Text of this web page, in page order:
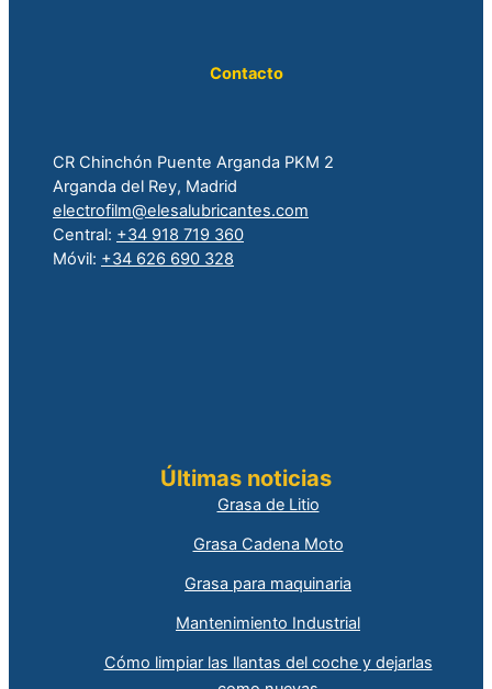
Contacto
CR Chinchón Puente Arganda PKM 2
Arganda del Rey, Madrid
electrofilm@elesalubricantes.com
Central: +34 918 719 360
Móvil: +34 626 690 328
Últimas noticias
Grasa de Litio
Grasa Cadena Moto
Grasa para maquinaria
Mantenimiento Industrial
Cómo limpiar las llantas del coche y dejarlas